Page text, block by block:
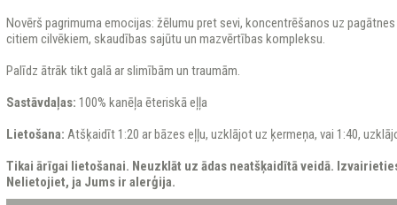
Novērš pagrimuma emocijas: žēlumu pret sevi, koncentrēšanos uz
citiem cilvēkiem, skaudības sajūtu un mazvērtības kompleksu.
Palīdz ātrāk tikt galā ar slimībām un traumām.
Sastāvdaļas: 100% kanēļa ēteriskā eļļa
Lietošana: Atšķaidīt 1:20 ar bāzes eļļu, uzklājot uz ķermeņa, vai 1:40,
Tikai ārīgai lietošanai. Neuzklāt uz ādas neatšķaidītā veidā.
Nelietojiet, ja Jums ir alerģija.